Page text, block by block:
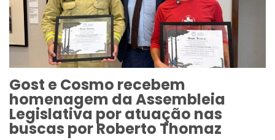
Gost e Cosmo recebem
homenagem da Assembleia
Legislativa por atuação nas
buscas por Roberto Thomaz